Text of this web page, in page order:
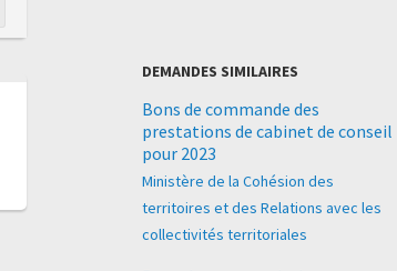
DEMANDES SIMILAIRES
Bons de commande des
prestations de cabinet de conseil
pour 2023
Ministère de la Cohésion des
territoires et des Relations avec les
collectivités territoriales